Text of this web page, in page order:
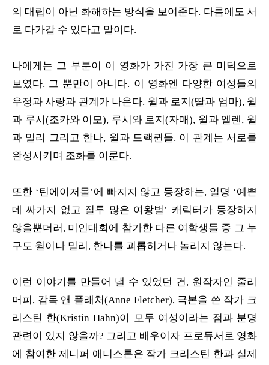
의 대립이 아닌 화해하는 방식을 보여준다. 다름에도 서
로 다가갈 수 있다고 말이다.
나에게는 그 부분이 이 영화가 가진 가장 큰 미덕으로
보였다. 그 뿐만이 아니다. 이 영화엔 다양한 여성들의
우정과 사랑과 관계가 나온다. 윌과 로지(딸과 엄마), 윌
과 루시(조카와 이모), 루시와 로지(자매), 윌과 엘렌, 윌
과 밀리 그리고 한나, 윌과 드랙퀸들. 이 관계는 서로를
완성시키며 조화를 이룬다.
또한 ‘틴에이저물’에 빠지지 않고 등장하는, 일명 ‘예쁜
데 싸가지 없고 질투 많은 여왕벌’ 캐릭터가 등장하지
않을뿐더러, 미인대회에 참가한 다른 여학생들 중 그 누
구도 윌이나 밀리, 한나를 괴롭히거나 놀리지 않는다.
이런 이야기를 만들어 낼 수 있었던 건, 원작자인 줄리
머피, 감독 앤 플래처(Anne Fletcher), 극본을 쓴 작가 크
리스틴 한(Kristin Hahn)이 모두 여성이라는 점과 분명
관련이 있지 않을까? 그리고 배우이자 프로듀서로 영화
에 참여한 제니퍼 애니스톤은 작가 크리스틴 한과 실제